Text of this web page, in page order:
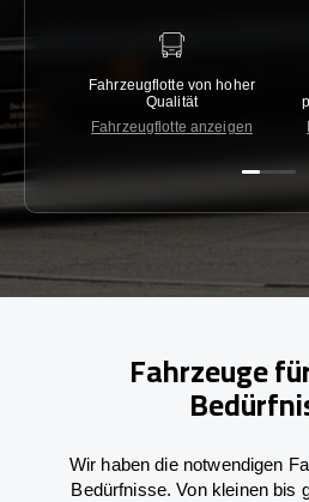
Fahrzeugflotte von hoher
Qualität
Fahrzeugflotte anzeigen
Fahrzeuge
Wir haben die notwendigen
Bedürfnisse. Von kleinen bis